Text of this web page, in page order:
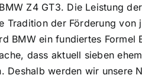
Z4 GT3. Die Leistung
der Förderung von
BMW ein fundiertes
dass aktuell sieben
Deshalb werden wir unsere